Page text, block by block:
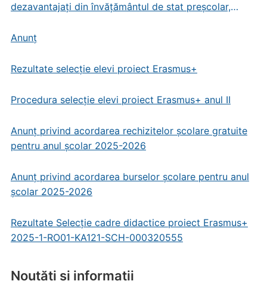
dezavantajați din învățământul de stat preșcolar,
Anunț
Rezultate selecție elevi proiect Erasmus+
Procedura selecție elevi proiect Erasmus+ anul II
Anunț privind acordarea rechizitelor școlare gratuite
pentru anul școlar 2025-2026
Anunț privind acordarea burselor școlare pentru anul
școlar 2025-2026
Rezultate Selecție cadre didactice proiect Erasmus+
2025-1-RO01-KA121-SCH-000320555
Noutăți și informații